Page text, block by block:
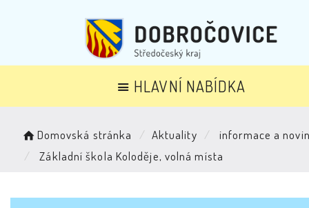
HLAVNÍ NABÍDKA
Domovská stránka Aktuality
informace a
Základní škola Koloděje, volná místa